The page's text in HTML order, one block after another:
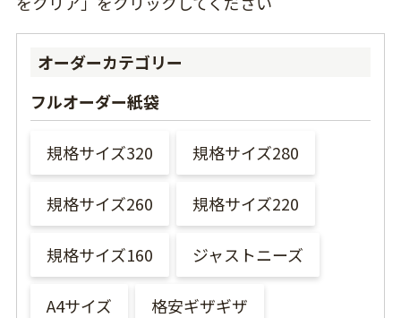
オーダーカテゴリー
フルオーダー紙袋
規格サイズ320 規格サイズ280
規格サイズ260 規格サイズ220
規格サイズ160 ジャストニーズ
A4サイズ 格安ギザギザ